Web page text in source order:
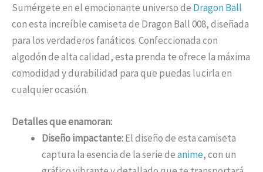
Sumérgete en el emocionante universo de Dragon Ball
con esta increíble camiseta de Dragon Ball 008, diseñada
para los verdaderos fanáticos. Confeccionada con
algodón de alta calidad, esta prenda te ofrece la máxima
comodidad y durabilidad para que puedas lucirla en
cualquier ocasión.
Detalles que enamoran:
Diseño impactante:El diseño de esta camiseta
captura la esencia de la serie deanime, con un